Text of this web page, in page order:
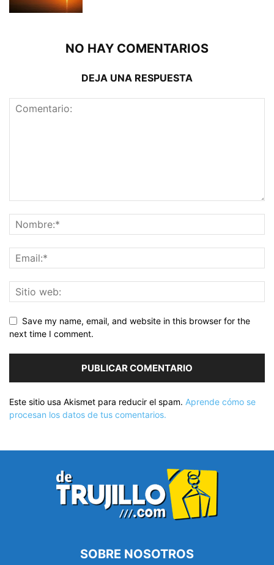
NO HAY COMENTARIOS
DEJA UNA RESPUESTA
Save my name, email, and website in this browser for the
next time I comment.
Este sitio usa Akismet para reducir el spam. Aprende cómo se
procesan los datos de tus comentarios.
SOBRE NOSOTROS